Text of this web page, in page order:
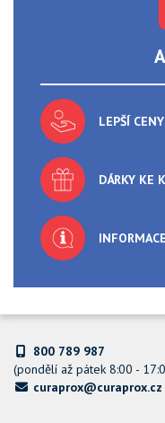
LEPŠÍ CENY
DÁRKY KE
800 789 987
(pondělí až pátek 8:00 -
curaprox@curaprox.cz